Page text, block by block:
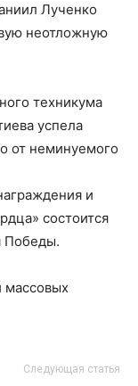
Лученко
неотложную
техникума
успела
от неминуемого
и
состоится
Победы.
массовых
Следующая статья